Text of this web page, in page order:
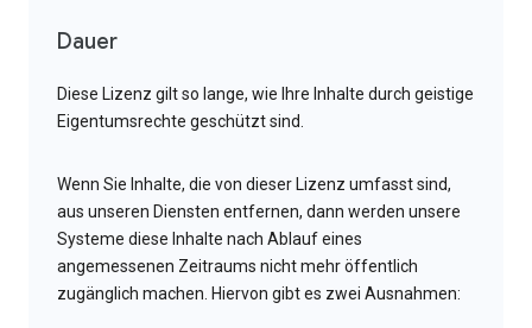
Dauer
Diese Lizenz gilt so lange, wie Ihre Inhalte durch geistige
Eigentumsrechte geschützt sind.
Wenn Sie Inhalte, die von dieser Lizenz umfasst sind,
aus unseren Diensten entfernen, dann werden unsere
Systeme diese Inhalte nach Ablauf eines
angemessenen Zeitraums nicht mehr öffentlich
zugänglich machen. Hiervon gibt es zwei Ausnahmen: